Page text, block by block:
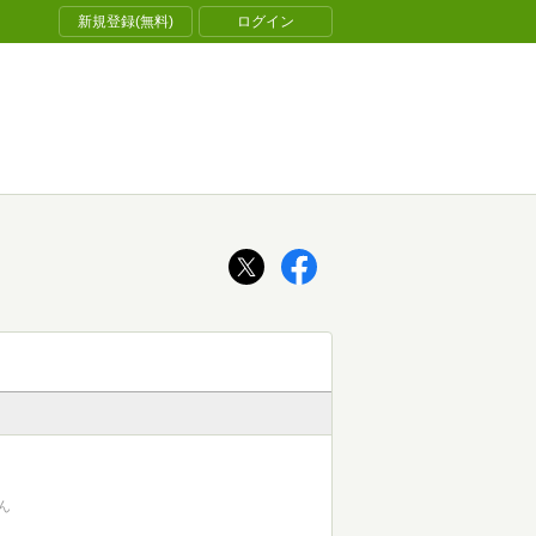
新規登録(無料) ログイン